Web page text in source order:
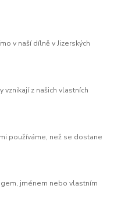
v naší dílně v Jizerských
vznikají z našich vlastních
používáme, než se dostane
jménem nebo vlastním